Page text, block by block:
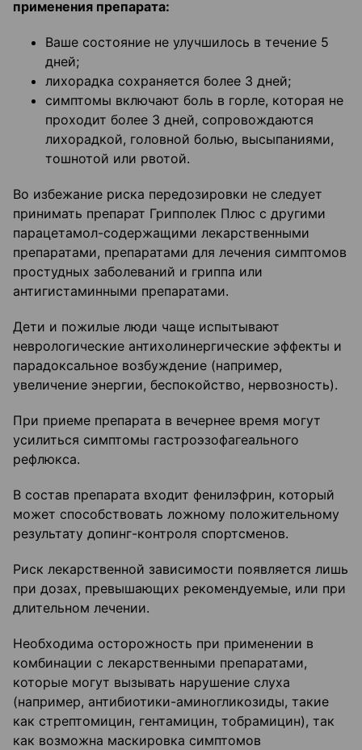
применения препарата:
Ваше состояние не улучшилось в течение 5
дней;
лихорадка сохраняется более 3 дней;
симптомы включают боль в горле, которая не
проходит более 3 дней, сопровождаются
лихорадкой, головной болью, высыпаниями,
тошнотой или рвотой.
Во избежание риска передозировки не следует
принимать препарат Грипполек Плюс с другими
парацетамол-содержащими лекарственными
препаратами, препаратами для лечения симптомов
простудных заболеваний и гриппа или
антигистаминными препаратами.
Дети и пожилые люди чаще испытывают
неврологические антихолинергические эффекты и
парадоксальное возбуждение (например,
увеличение энергии, беспокойство, нервозность).
При приеме препарата в вечернее время могут
усилиться симптомы гастро­эзофагеального
рефлюкса.
В состав препарата входит фенилэфрин, который
может способствовать ложному положительному
результату допинг-контроля спортсменов.
Риск лекарственной зависимости появляется лишь
при дозах, превышающих рекомендуемые, или при
длительном лечении.
Необходима осторожность при применении в
комбинации с лекарственными препаратами,
которые могут вызывать нарушение слуха
(например, антибиотики-аминогликозиды, такие
как стрептомицин, гентамицин, тобрамицин), так
как возможна маскировка симптомов